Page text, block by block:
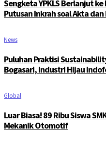
Sengketa YPKLS Berlanjut
Putusan Inkrah soal Akta
News
Puluhan Praktisi
Bogasari, Industri Hijau
Global
Luar Biasa! 89 Ribu Siswa
Mekanik Otomotif